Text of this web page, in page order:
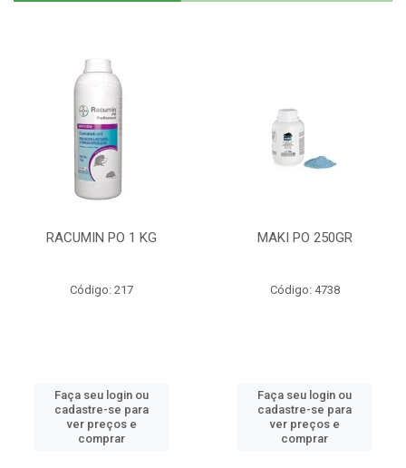
RACUMIN PO 1 KG
Código: 217
Faça seu login ou
cadastre-se para
ver preços e
comprar
MAKI PO 250GR
Código: 4738
Faça seu login ou
cadastre-se para
ver preços e
comprar